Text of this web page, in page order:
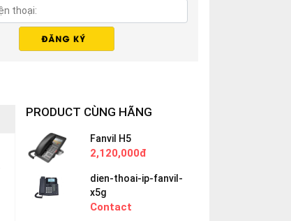
PRODUCT CÙNG HÃNG
Fanvil H5
2,120,000đ
dien-thoai-ip-fanvil-
x5g
Contact